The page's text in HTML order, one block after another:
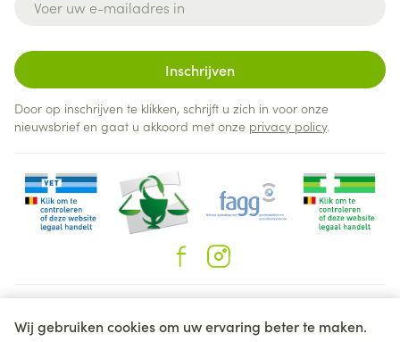
Wij gebruiken cookies om uw ervaring beter te maken.
Inschrijven
Door op inschrijven te klikken, schrijft u zich in voor onze
nieuwsbrief en gaat u akkoord met onze privacy policy.
Juridische links